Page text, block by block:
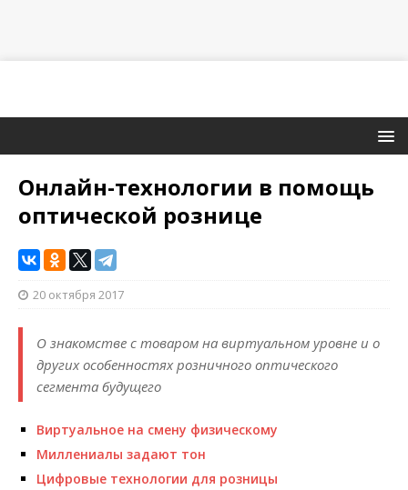
Онлайн-технологии в помощь
оптической рознице
20 октября 2017
О знакомстве с товаром на виртуальном уровне и о
других особенностях розничного оптического
сегмента будущего
Виртуальное на смену физическому
Миллениалы задают тон
Цифровые технологии для розницы